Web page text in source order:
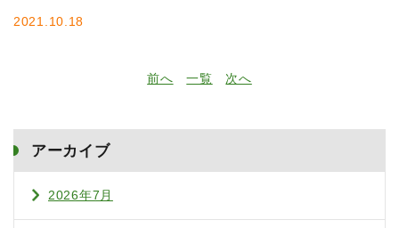
2021.10.18
前へ 一覧 次へ
アーカイブ
2026年7月